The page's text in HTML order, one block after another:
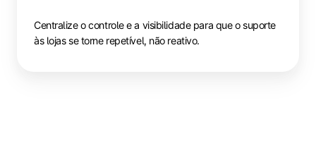
Centralize o controle e a visibilidade para que o suporte
às lojas se torne repetível, não reativo.